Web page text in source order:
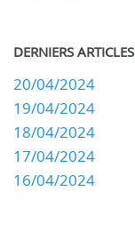
DERNIERS ARTICLES
20/04/2024
19/04/2024
18/04/2024
17/04/2024
16/04/2024